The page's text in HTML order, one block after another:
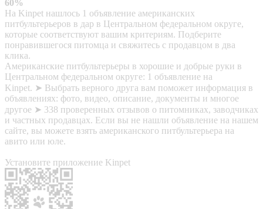
60%
На Kinpet нашлось 1 объявление американских
питбультерьеров в дар в Центральном федеральном округе,
которые соответствуют вашим критериям. Подберите
понравившегося питомца и свяжитесь с продавцом в два
клика.
Американские питбультерьеры в хорошие и добрые руки в
Центральном федеральном округе: 1 объявление на
Kinpet. ➤ Выбрать верного друга вам поможет информация в
объявлениях: фото, видео, описание, документы и многое
другое ➤ 338 проверенных отзывов о питомниках, заводчиках
и частных продавцах. Если вы не нашли объявление на нашем
сайте, вы можете взять американского питбультерьера на
авито или юле.
Установите приложение Kinpet